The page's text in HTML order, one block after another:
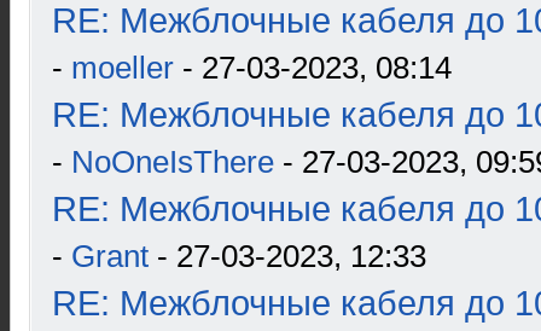
RE: Межблочные кабеля до
- moeller - 27-03-2023, 08:14
RE: Межблочные кабеля до
- NoOneIsThere - 27-03-2023,
RE: Межблочные кабеля до
- Grant - 27-03-2023, 12:33
RE: Межблочные кабеля до